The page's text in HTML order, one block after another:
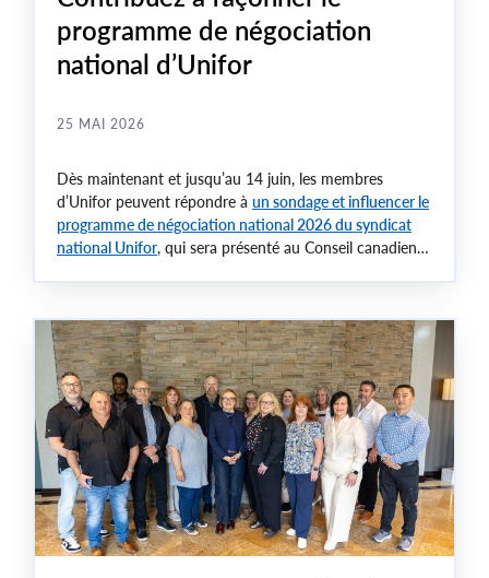
programme de négociation
national d’Unifor
25 MAI 2026
Dès maintenant et jusqu’au 14 juin, les membres
d’Unifor peuvent répondre à un sondage et influencer le
programme de négociation national 2026 du syndicat
national Unifor, qui sera présenté au Conseil canadien